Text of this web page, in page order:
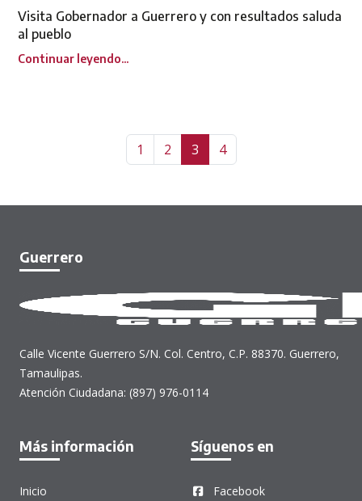
Visita Gobernador a Guerrero y con resultados saluda
al pueblo
Continuar leyendo...
1 2 3 4
Guerrero
Calle Vicente Guerrero S/N. Col. Centro, C.P. 88370. Guerrero,
Tamaulipas.
Atención Ciudadana: (897) 976-0114
Más información
Inicio
Síguenos en
Facebook